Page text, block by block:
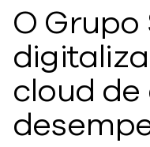
O Grupo
cloud de